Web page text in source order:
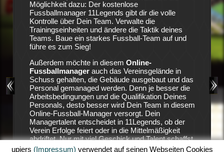
viel
Möglichkeit dazu: Der kostenlose
Fussballmanager 11Legends gibt dir die volle
Kontrolle über Dein Team. Verwalte die
Trainingseinheiten und ändere die Taktik deines
Teams. Baue ein starkes Fussball-Team auf und
führe es zum Sieg!
Außerdem möchte in diesem Online-
Fussballmanagerauch das Vereinsgelände in
Schuss gehalten, die Gebäude ausgebaut und das
Personal gemanaged werden. Denn je besser die
Arbeitsbedingungen und die Qualifikation Deines
Personals, desto besser wird Dein Team in diesem
Online-Fussball-Manager versorgt. Dein
Managertalent entscheidet in 11Legends, ob der
Verein Erfolge feiert oder in die Mittelmäßigkeit
abdriftet. Nur mit viel Geschick und Talent schaffst
Du es in diesem Fussball-Browserspiel Erfolge zu
nicht
auf
den
11
Deine
dein
Erfolgen
upjers (Impressum) verwendet auf seinen Webseiten Cookies